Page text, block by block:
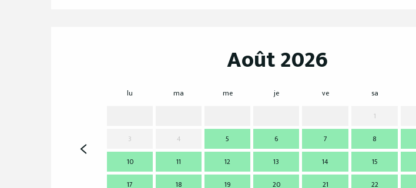
Août 2026
lu ma me je ve sa
1
3
4 5 6 7 8
10
11 12 13 14 15
17
18 19 20 21 22